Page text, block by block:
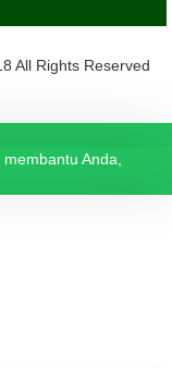
All Rights Reserved
Anda,